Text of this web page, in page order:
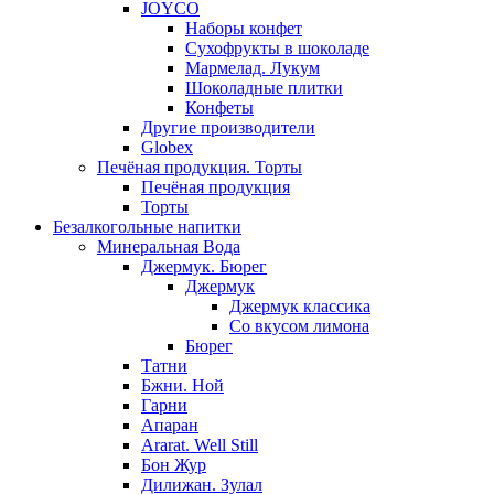
JOYCO
Наборы конфет
Сухофрукты в шоколаде
Мармелад. Лукум
Шоколадные плитки
Конфеты
Другие производители
Globex
Печёная продукция. Торты
Печёная продукция
Торты
Безалкогольные напитки
Минеральная Вода
Джермук. Бюрег
Джермук
Джермук классика
Со вкусом лимона
Бюрег
Татни
Бжни. Ной
Гарни
Апаран
Ararat. Well Still
Бон Жур
Дилижан. Зулал